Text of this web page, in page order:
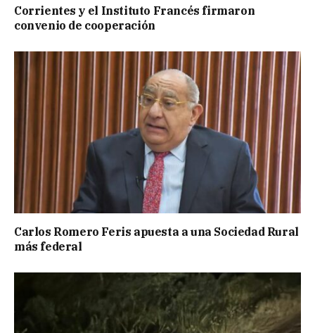
Corrientes y el Instituto Francés firmaron
convenio de cooperación
Carlos Romero Feris apuesta a una Sociedad Rural
más federal